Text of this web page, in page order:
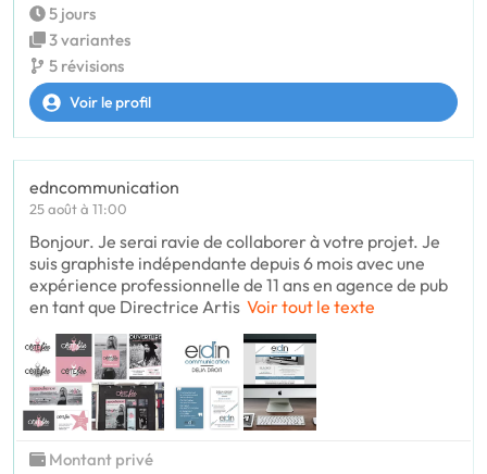
5 jours
3 variantes
5 révisions
Voir le profil
edncommunication
25 août à 11:00
Bonjour. Je serai ravie de collaborer à votre projet. Je
suis graphiste indépendante depuis 6 mois avec une
expérience professionnelle de 11 ans en agence de pub
en tant que Directrice Artis Voir tout le texte
Montant privé